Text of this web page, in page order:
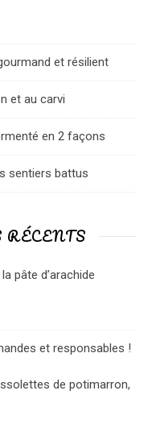
et résilient
et au carvi
en 2 façons
sentiers battus
pâte d’arachide
et responsables !
de potimarron,